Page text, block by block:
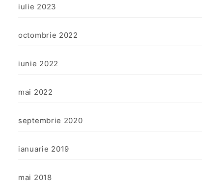
iulie 2023
octombrie 2022
iunie 2022
mai 2022
septembrie 2020
ianuarie 2019
mai 2018